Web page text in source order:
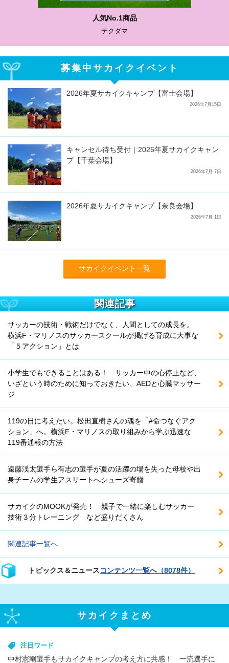
人気No.1商品
テクダマ
募集中サカイクイベント
2026年夏サカイクキャンプ【富士会場】
2026年7月15日
キャンセル待ち受付｜2026年夏サカイクキャン
プ【千葉会場】
2026年7月 7日
2026年夏サカイクキャンプ【奈良会場】
2026年7月 1日
サカイクイベント一覧
関連記事
サッカーの技術・戦術だけでなく、人間としての成長を。
横浜F・マリノスのサッカースクールが掲げる育成に大事な
「５アクション」とは
小学生でもできることはある！ サッカー中の心停止など、
いざという時のために知っておきたい、AEDと心臓マッサー
ジ
119の日に考えたい。松田直樹さんの魂を「#命つなぐアク
ション」へ。横浜F・マリノスの取り組みから学ぶ迅速な
119番通報の方法
遠藤渓太選手ら有志の選手が夏の活躍の場を失った母校や出
身チームの学生アスリートへシューズ寄贈
サカイクのMOOKが発売！ 親子で一緒に楽しむサッカー
技術３分トレーニング など盛りだくさん
関連記事一覧へ
トピックス＆ニュースコンテンツ一覧へ（8078件）
サカイクまとめ
注目ワード
中村憲剛選手もサカイクキャンプの考え方に共感！ 一流選手に